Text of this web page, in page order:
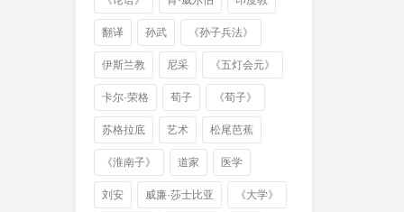
翻译 孙武 《孙子兵法》
伊斯兰教 尼采 《五灯会元》
卡尔·荣格 荀子 《荀子》
苏格拉底 艺术 松尾芭蕉
《淮南子》 道家 医学
刘安 威廉·莎士比亚 《大学》